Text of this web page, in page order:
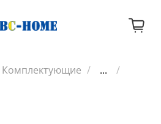
Комплектующие
...